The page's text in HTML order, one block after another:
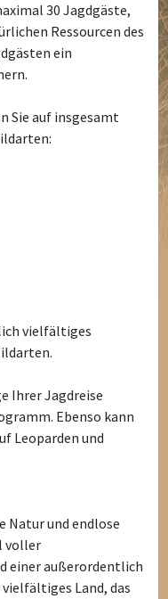
30 Jagdgäste,
Ressourcen des
ein
Sie auf insgesamt
vielfältiges
Ihrer Jagdreise
Ebenso kann
Leoparden und
Natur und endlose
voller
einer außerordentlich
Land, das